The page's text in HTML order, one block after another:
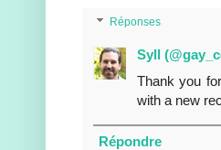
Réponses
Syll
Thank you
with a new
Répondre